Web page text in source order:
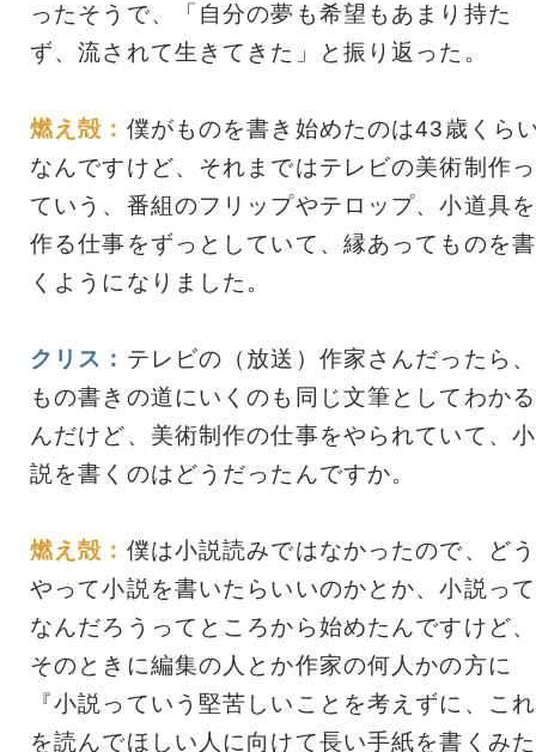
ったそうで、「自分の夢も希望もあまり持た
ず、流されて生きてきた」と振り返った。
燃え殻： 僕がものを書き始めたのは43歳くら
なんですけど、それまではテレビの美術制作っ
ていう、番組のフリップやテロップ、小道具を
作る仕事をずっとしていて、縁あってものを書
くようになりました。
クリス： テレビの（放送）作家さんだったら、
もの書きの道にいくのも同じ文筆としてわかる
んだけど、美術制作の仕事をやられていて、小
説を書くのはどうだったんですか。
燃え殻： 僕は小説読みではなかったので、どう
やって小説を書いたらいいのかとか、小説って
なんだろうってところから始めたんですけど、
そのときに編集の人とか作家の何人かの方に
『小説っていう堅苦しいことを考えずに、これ
を読んでほしい人に向けて長い手紙を書くみた